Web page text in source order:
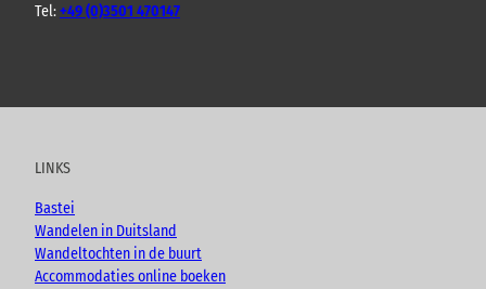
Tel:+49 (0)3501 470147
u
e
c
o
k
s
a
m
o
LINKS
Bastei
Wandelen in Duitsland
Wandeltochten in de buurt
Accommodaties online boeken